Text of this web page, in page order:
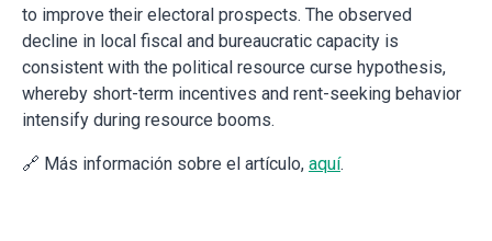
to improve their electoral prospects. The observed
decline in local fiscal and bureaucratic capacity is
consistent with the political resource curse hypothesis,
whereby short-term incentives and rent-seeking behavior
intensify during resource booms.
🔗 Más información sobre el artículo, aquí.